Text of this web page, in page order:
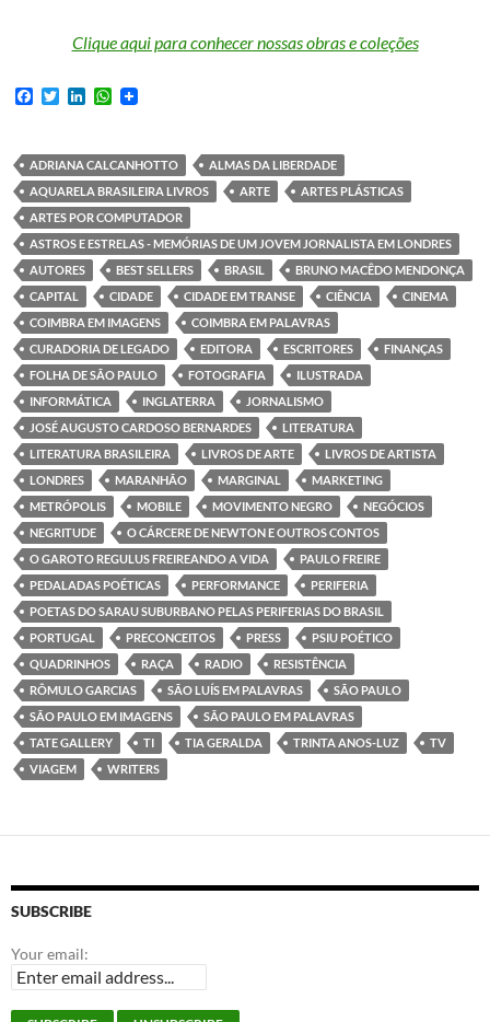
Clique aqui para conhecer nossas obras e coleções
F
b
o
o
k
T
t
e
r
e
d
I
n
W
s
A
p
p
ADRIANA CALCANHOTTO
ALMAS DA LIBERDADE
AQUARELA BRASILEIRA LIVROS
ARTE
ARTES PLÁSTICAS
ARTES POR COMPUTADOR
ASTROS E ESTRELAS - MEMÓRIAS DE UM JOVEM JORNALISTA EM LONDRES
AUTORES
BEST SELLERS BRASIL
BRUNO MACÊDO MENDONÇA
CAPITAL
CIDADE CIDADE EM TRANSE CIÊNCIA
CINEMA
COIMBRA EM IMAGENS
COIMBRA EM PALAVRAS
CURADORIA DE LEGADO
EDITORA ESCRITORES
FINANÇAS
FOLHA DE SÃO PAULO
FOTOGRAFIA
ILUSTRADA
INFORMÁTICA
INGLATERRA
JORNALISMO
JOSÉ AUGUSTO CARDOSO BERNARDES
LITERATURA
LITERATURA BRASILEIRA
LIVROS DE ARTE
LIVROS DE ARTISTA
LONDRES
MARANHÃO MARGINAL
MARKETING
METRÓPOLIS
MOBILE MOVIMENTO NEGRO
NEGÓCIOS
NEGRITUDE
O CÁRCERE DE NEWTON E OUTROS CONTOS
O GAROTO REGULUS FREIREANDO A VIDA
PAULO FREIRE
PEDALADAS POÉTICAS
PERFORMANCE
PERIFERIA
POETAS DO SARAU SUBURBANO PELAS PERIFERIAS DO BRASIL
PORTUGAL
PRECONCEITOS PRESS
PSIU POÉTICO
QUADRINHOS
RAÇA RADIO
RESISTÊNCIA
RÔMULO GARCIAS
SÃO LUÍS EM PALAVRAS
SÃO PAULO
SÃO PAULO EM IMAGENS
SÃO PAULO EM PALAVRAS
TATE GALLERY
TI TIA GERALDA TRINTA ANOS-LUZ
TV
VIAGEM
WRITERS
SUBSCRIBE
Your email: